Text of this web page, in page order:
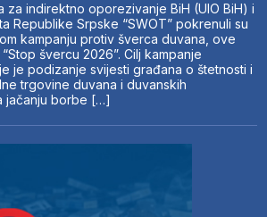
za indirektno oporezivanje BiH (UIO BiH) i
Republike Srpske “SWOT” pokrenuli su
kampanju protiv šverca duvana, ove
švercu 2026”. Cilj kampanje
je podizanje svijesti građana o štetnosti i
trgovine duvana i duvanskih
jačanju borbe […]